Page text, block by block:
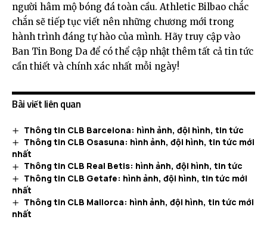
người hâm mộ bóng đá toàn cầu. Athletic Bilbao chắc
chắn sẽ tiếp tục viết nên những chương mới trong
hành trình đáng tự hào của mình. Hãy truy cập vào
Ban Tin Bong Da để có thể cập nhật thêm tất cả tin tức
cần thiết và chính xác nhất mỗi ngày!
Bài viết liên quan
Thông tin CLB Barcelona: hình ảnh, đội hình, tin tức
Thông tin CLB Osasuna: hình ảnh, đội hình, tin tức mới
nhất
Thông tin CLB Real Betis: hình ảnh, đội hình, tin tức
Thông tin CLB Getafe: hình ảnh, đội hình, tin tức mới
nhất
Thông tin CLB Mallorca: hình ảnh, đội hình, tin tức mới
nhất